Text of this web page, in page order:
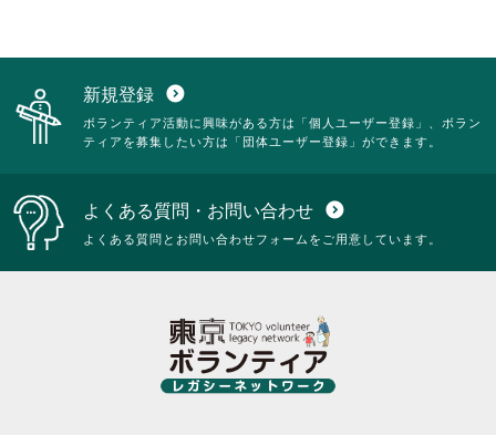
新規登録 expand_circle_down
ボランティア活動に興味がある方は「個人ユーザー登録」、ボラン
ティアを募集したい方は「団体ユーザー登録」ができます。
よくある質問・お問い合わせ expand_circle_down
よくある質問とお問い合わせフォームをご用意しています。